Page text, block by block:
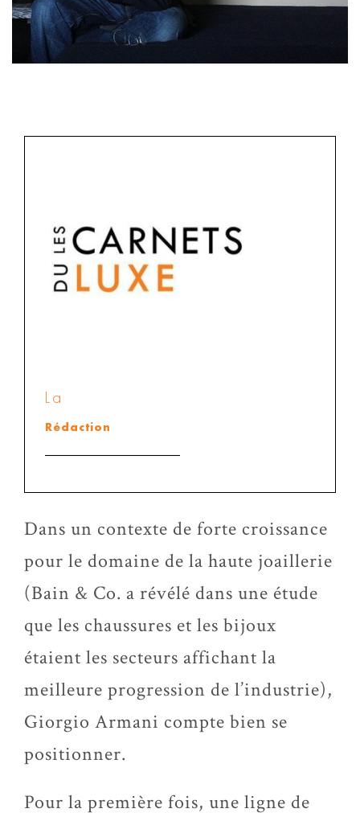
La
Rédaction
Dans un contexte de forte croissance
pour le domaine de la haute joaillerie
(Bain & Co. a révélé dans une étude
que les chaussures et les bijoux
étaient les secteurs affichant la
meilleure progression de l’industrie),
Giorgio Armani compte bien se
positionner.
Pour la première fois, une ligne de